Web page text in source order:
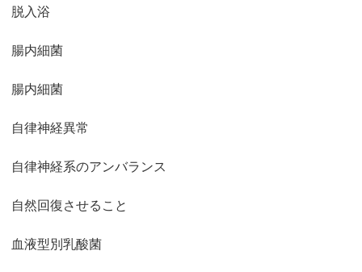
脱入浴
腸内細菌
腸内細菌
自律神経異常
自律神経系のアンバランス
自然回復させること
血液型別乳酸菌